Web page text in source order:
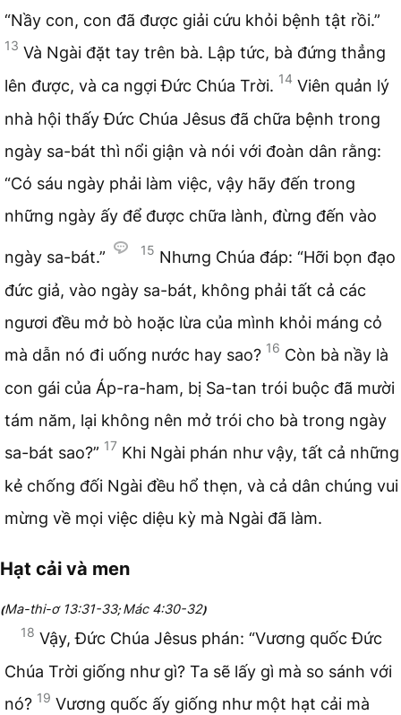
“Nầy con, con đã được giải cứu khỏi bệnh tật rồi.”
13 Và Ngài đặt tay trên bà. Lập tức, bà đứng thẳng
lên được, và ca ngợi Đức Chúa Trời. 14 Viên quản lý
nhà hội thấy Đức Chúa Jêsus đã chữa bệnh trong
ngày sa-bát thì nổi giận và nói với đoàn dân rằng:
“Có sáu ngày phải làm việc, vậy hãy đến trong
những ngày ấy để được chữa lành, đừng đến vào
ngày sa-bát.” 15 Nhưng Chúa đáp: “Hỡi bọn đạo
đức giả, vào ngày sa-bát, không phải tất cả các
ngươi đều mở bò hoặc lừa của mình khỏi máng cỏ
mà dẫn nó đi uống nước hay sao? 16 Còn bà nầy là
con gái của Áp-ra-ham, bị Sa-tan trói buộc đã mười
tám năm, lại không nên mở trói cho bà trong ngày
sa-bát sao?” 17 Khi Ngài phán như vậy, tất cả những
kẻ chống đối Ngài đều hổ thẹn, và cả dân chúng vui
mừng về mọi việc diệu kỳ mà Ngài đã làm.
Hạt cải và men
(Ma-thi-ơ 13:31-33;Mác 4:30-32)
18 Vậy, Đức Chúa Jêsus phán: “Vương quốc Đức
Chúa Trời giống như gì? Ta sẽ lấy gì mà so sánh với
nó? 19 Vương quốc ấy giống như một hạt cải mà